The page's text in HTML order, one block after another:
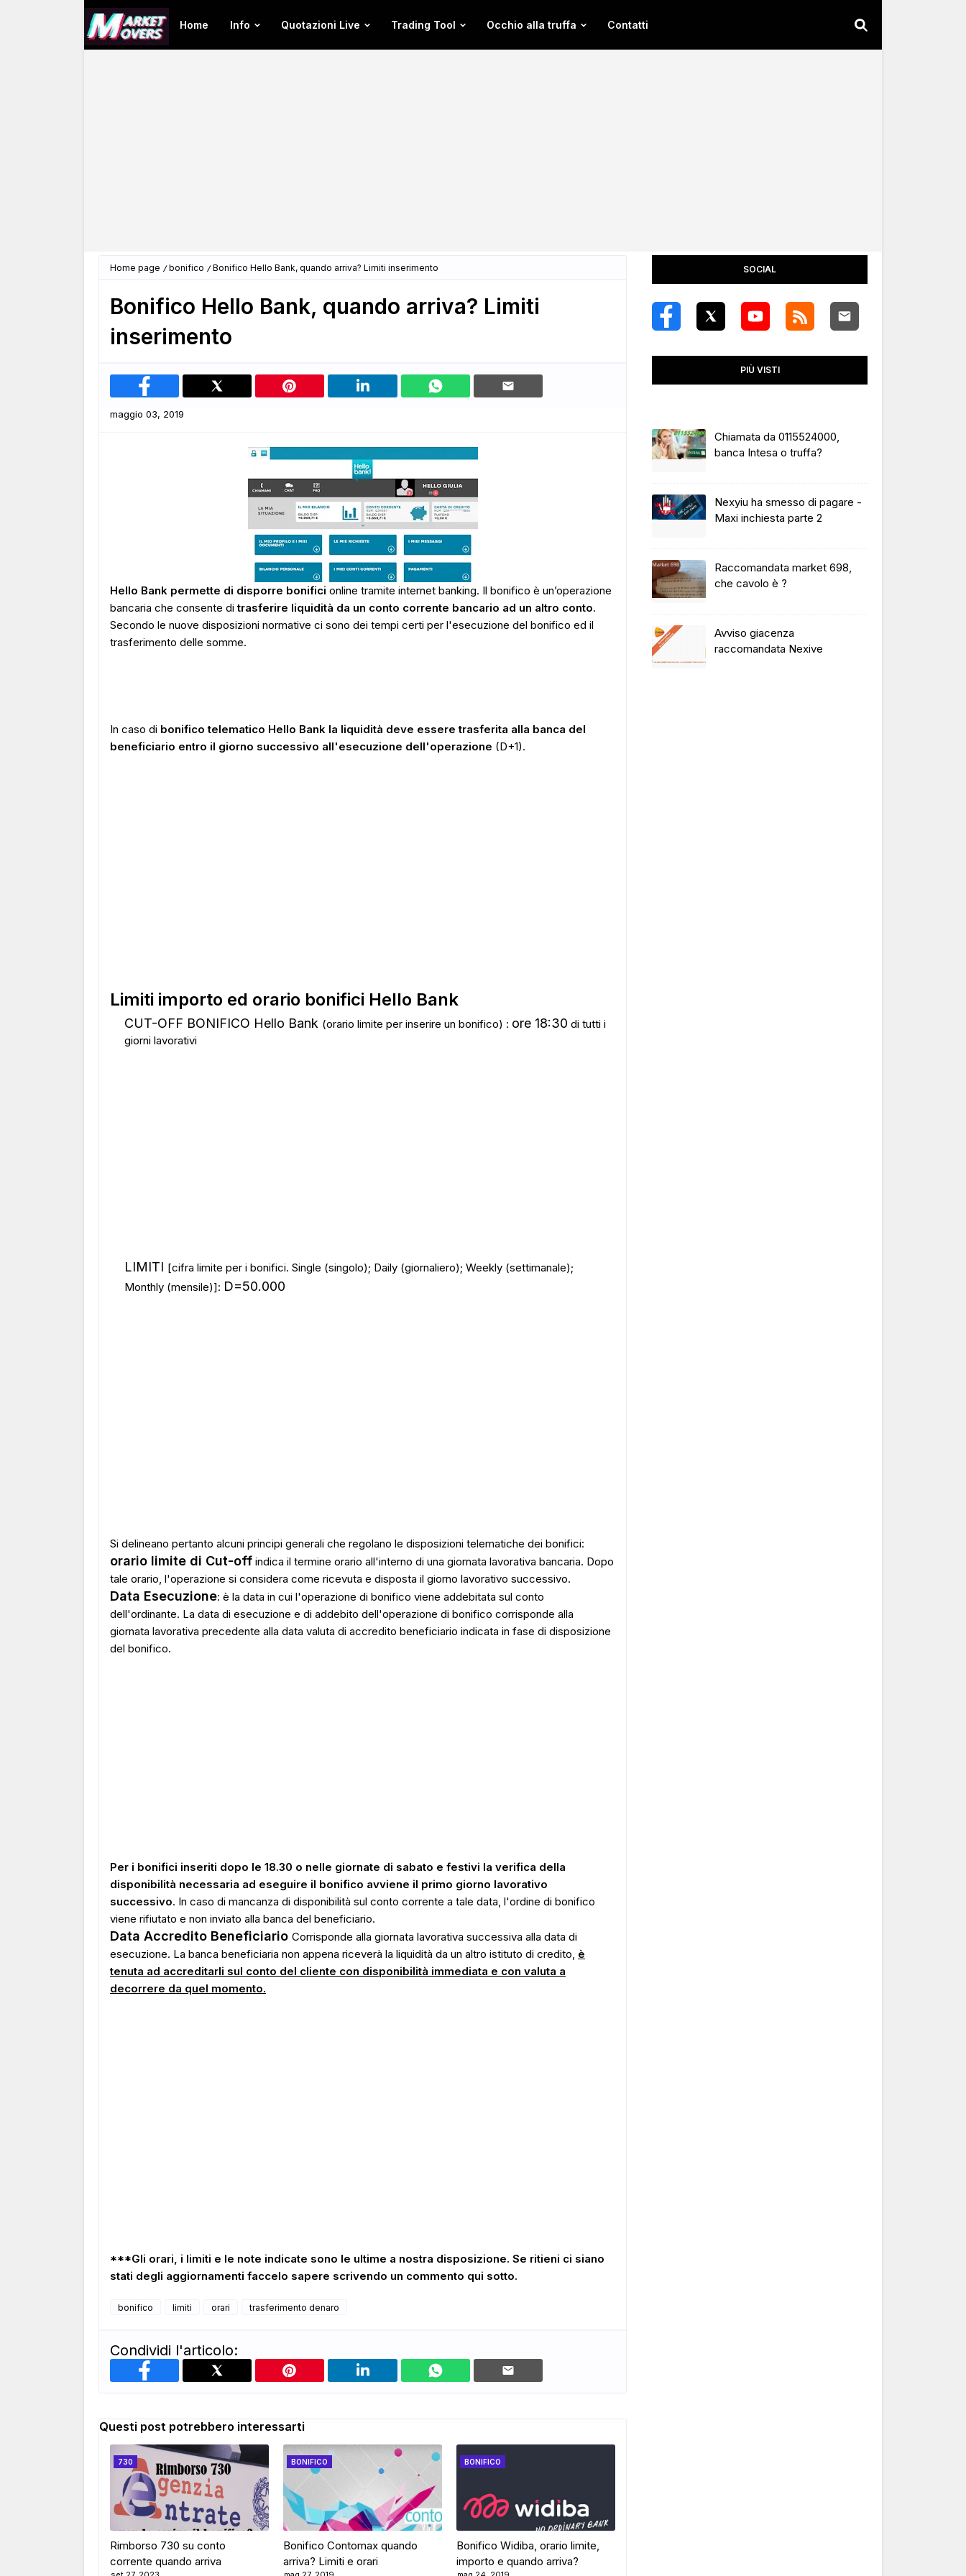
Home Info Quotazioni Live Trading Tool Occhio alla truffa Contatti
ADS
Home page bonifico Bonifico Hello Bank, quando arriva? Limiti inserimento
Bonifico Hello Bank, quando arriva? Limiti
inserimento
maggio 03, 2019
Hello Bank permette di disporre bonifici online tramite internet banking. Il bonifico è un’operazione
bancaria che consente di trasferire liquidità da un conto corrente bancario ad un altro conto.
Secondo le nuove disposizioni normative ci sono dei tempi certi per l'esecuzione del bonifico ed il
trasferimento delle somme.
In caso di bonifico telematico Hello Bank la liquidità deve essere trasferita alla banca del
beneficiario entro il giorno successivo all'esecuzione dell'operazione (D+1).
Limiti importo ed orario bonifici Hello Bank
CUT-OFF BONIFICO Hello Bank (orario limite per inserire un bonifico) : ore 18:30 di tutti i
giorni lavorativi
LIMITI [cifra limite per i bonifici. Single (singolo); Daily (giornaliero); Weekly (settimanale);
Monthly (mensile)]: D=50.000
Si delineano pertanto alcuni principi generali che regolano le disposizioni telematiche dei bonifici:
orario limite di Cut-off indica il termine orario all'interno di una giornata lavorativa bancaria. Dopo
tale orario, l'operazione si considera come ricevuta e disposta il giorno lavorativo successivo.
Data Esecuzione: è la data in cui l'operazione di bonifico viene addebitata sul conto
dell'ordinante. La data di esecuzione e di addebito dell'operazione di bonifico corrisponde alla
giornata lavorativa precedente alla data valuta di accredito beneficiario indicata in fase di disposizione
del bonifico.
Per i bonifici inseriti dopo le 18.30 o nelle giornate di sabato e festivi la verifica della
disponibilità necessaria ad eseguire il bonifico avviene il primo giorno lavorativo
successivo. In caso di mancanza di disponibilità sul conto corrente a tale data, l'ordine di bonifico
viene rifiutato e non inviato alla banca del beneficiario.
Data Accredito Beneficiario Corrisponde alla giornata lavorativa successiva alla data di
esecuzione. La banca beneficiaria non appena riceverà la liquidità da un altro istituto di credito, è
tenuta ad accreditarli sul conto del cliente con disponibilità immediata e con valuta a
decorrere da quel momento.
***Gli orari, i limiti e le note indicate sono le ultime a nostra disposizione. Se ritieni ci siano
stati degli aggiornamenti faccelo sapere scrivendo un commento qui sotto.
bonifico limiti orari trasferimento denaro
Condividi l'articolo:
Questi post potrebbero interessarti
730
Rimborso 730 su conto
corrente quando arriva
BONIFICO
Bonifico Contomax quando
arriva? Limiti e orari
BONIFICO
Bonifico Widiba, orario limite,
importo e quando arriva?
SOCIAL
PIÙ VISTI
Chiamata da 0115524000,
banca Intesa o truffa?
Nexyiu ha smesso di pagare -
Maxi inchiesta parte 2
Raccomandata market 698,
che cavolo è ?
Avviso giacenza
raccomandata Nexive